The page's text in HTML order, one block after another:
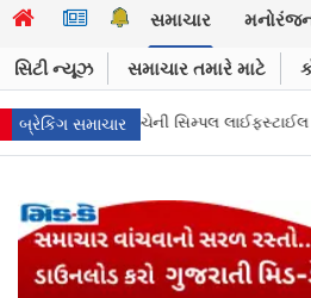
સમાચાર
સિટી ન્યૂઝ સમાચાર તમારે માટે
બ્રેકિંગ સમાચાર
મચાવે છે સોશિયલ મીડિયામાં માર્ક